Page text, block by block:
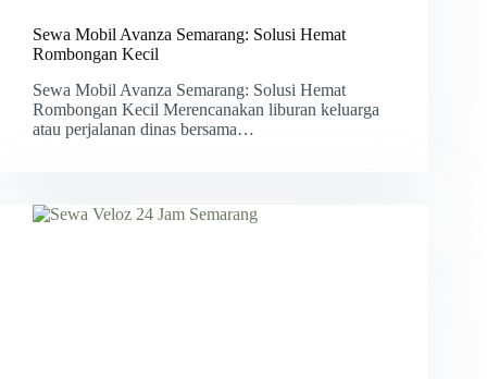
Sewa Mobil Avanza Semarang: Solusi Hemat
Rombongan Kecil
Sewa Mobil Avanza Semarang: Solusi Hemat
Rombongan Kecil Merencanakan liburan keluarga
atau perjalanan dinas bersama…